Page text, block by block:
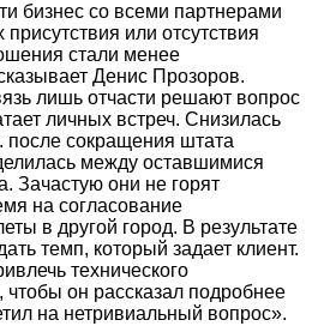
бизнес со всеми партнерами
или отсутствия
стали менее
Денис Прозоров.
лишь отчасти решают вопрос
личных встреч. Снизилась
после сокращения штата
между оставшимися
Зачастую они не горят
на согласование
в другой город. В результате
темп, который задает клиент.
технического
чтобы он рассказал подробнее
на нетривиальный вопрос».